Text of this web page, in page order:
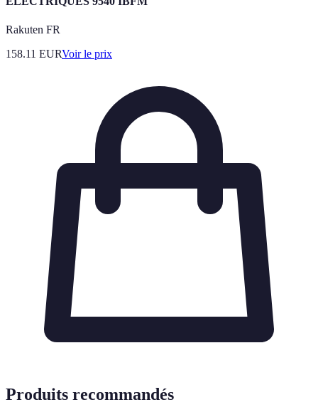
Rakuten FR
158.11 EURVoir le prix
Produits recommandés